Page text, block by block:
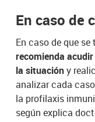
En caso de
En caso de que
recomienda
la situacióny
analizar cada
la profilaxis
según explica